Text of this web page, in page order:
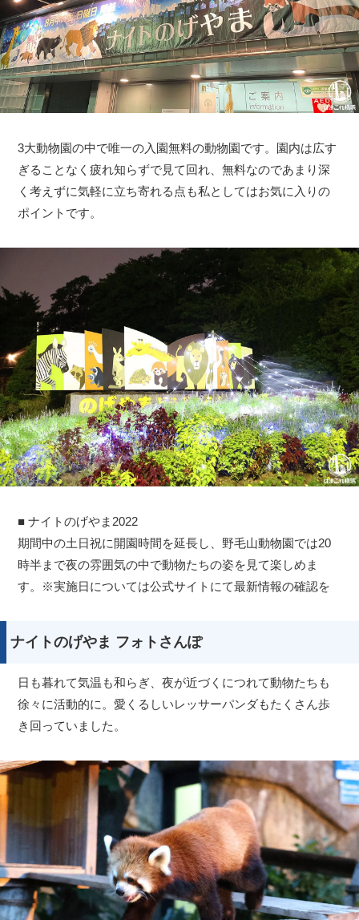
3大動物園の中で唯一の入園無料の動物園です。園内は広す
ぎることなく疲れ知らずで見て回れ、無料なのであまり深
く考えずに気軽に立ち寄れる点も私としてはお気に入りの
ポイントです。
■ ナイトのげやま2022
期間中の土日祝に開園時間を延長し、野毛山動物園では20
時半まで夜の雰囲気の中で動物たちの姿を見て楽しめま
す。※実施日については公式サイトにて最新情報の確認を
ナイトのげやま フォトさんぽ
日も暮れて気温も和らぎ、夜が近づくにつれて動物たちも
徐々に活動的に。愛くるしいレッサーパンダもたくさん歩
き回っていました。